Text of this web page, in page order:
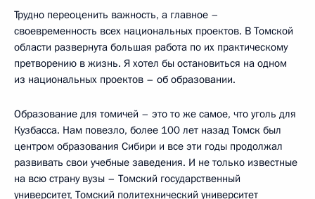
Трудно переоценить важность, а главное –
своевременность всех национальных проектов. В Томской
области развернута большая работа по их практическому
претворению в жизнь. Я хотел бы остановиться на одном
из национальных проектов – об образовании.
Образование для томичей – это то же самое, что уголь для
Кузбасса. Нам повезло, более 100 лет назад Томск был
центром образования Сибири и все эти годы продолжал
развивать свои учебные заведения. И не только известные
на всю страну вузы – Томский государственный
университет, Томский политехнический университет